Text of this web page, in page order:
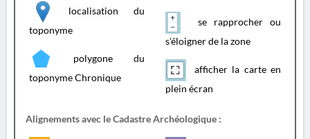
localisation du
toponyme
polygone du
toponyme Chronique
se rapprocher ou
s'éloigner de la zone
afficher la carte en
plein écran
Alignements avec le Cadastre Archéologique :